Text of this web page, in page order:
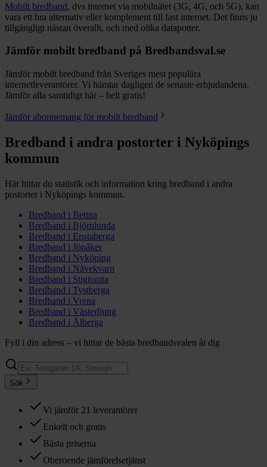
Mobilt bredband, dvs internet via mobilnätet (3G, 4G, och 5G), kan
vara ett bra alternativ eller komplement till fast internet. Det finns ju
tillgängligt nästan överallt, och med olika datapotter.
Jämför mobilt bredband på Bredbandsval.se
Jämför mobilt bredband från Sveriges mest populära
internetleverantörer. Vi hämtar dagligen de senaste erbjudandena.
Jämför alla samtidigt här – helt gratis!
Jämför abonnemang för mobilt bredband
Bredband i andra postorter i Nyköpings
kommun
Här hittar du statistik och information kring bredband i andra
postorter i Nyköpings kommun.
Bredband i Bettna
Bredband i Björnlunda
Bredband i Enstaberga
Bredband i Jönåker
Bredband i Nyköping
Bredband i Nävekvarn
Bredband i Stigtomta
Bredband i Tystberga
Bredband i Vrena
Bredband i Västerljung
Bredband i Ålberga
Fyll i din adress – vi hittar de bästa bredbandsvalen åt dig
Sök
Vi jämför 21 leverantörer
Enkelt och gratis
Bästa priserna
Oberoende jämförelsetjänst